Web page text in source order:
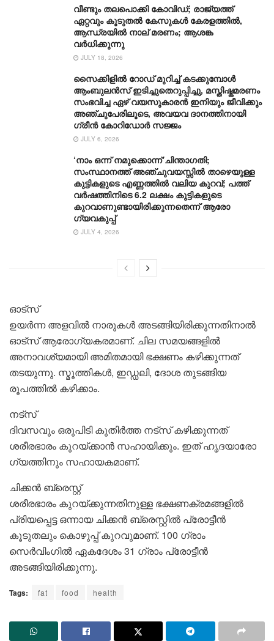
വീണ്ടും തലപൊക്കി കോവിഡ്; രാജ്യത്ത്
ഏറ്റവും കൂടുതൽ കേസുകൾ കേരളത്തിൽ,
ആന്ധ്രയിൽ നാല് മരണം; ആശങ്ക
വർധിക്കുന്നു
JULY 18, 2026
സൈക്കിളിൽ റോഡ് മുറിച്ച് കടക്കുമ്പോൾ
ആംബുലൻസ് ഇടിച്ചുതെറുപ്പിച്ചു, മസ്തിഷ്കമരണം
സംഭവിച്ച ഏഴ് വയസുകാരൻ ഇനിയും ജീവിക്കും
അഞ്ചുപേരിലൂടെ, അവയവ ദാനത്തിനായി
ഗ്രീൻ കോറിഡോർ സജ്ജം
JULY 6, 2026
‘നാം ഒന്ന് നമുക്കൊന്ന്‘ചിന്താ​ഗതി;
സംസ്ഥാനത്ത് അഞ്ചുവയസ്സിൽ താഴെയുള്ള
കുട്ടികളുടെ എണ്ണത്തിൽ വലിയ കുറവ്; പത്ത്
വർഷത്തിനിടെ 6.2 ലക്ഷം കുട്ടികളുടെ
കുറവാണുണ്ടായിരിക്കുന്നതെന്ന് ആരോ​
ഗ്യവകുപ്പ്
JULY 4, 2026
ഓട്സ്
ഉയർന്ന അളവിൽ നാരുകൾ അടങ്ങിയിരിക്കുന്നതിനാൽ
ഓട്സ് ആരോഗ്യകരമാണ്. ചില സമയങ്ങളിൽ
അനാവശ്യമായി അമിതമായി ഭക്ഷണം കഴിക്കുന്നത്
തടയുന്നു. സ്മൂത്തികൾ, ഇഡ്ഡലി, ദോശ തുടങ്ങിയ
രൂപത്തിൽ കഴിക്കാം.
നട്‌സ്
ദിവസവും ഒരുപിടി കുതിർത്ത നട്‌സ് കഴിക്കുന്നത്
ശരീരഭാരം കുറയ്ക്കാൻ സഹായിക്കും. ഇത് ഹൃദയാരോ​
ഗ്യത്തിനും സഹായകമാണ്.
ചിക്കൻ ബ്രെസ്റ്റ്
ശരീരഭാരം കുറയ്ക്കുന്നതിനുള്ള ഭക്ഷണക്രമങ്ങളിൽ
പ്രിയപ്പെട്ട ഒന്നായ ചിക്കൻ ബ്രെസ്റ്റിൽ പ്രോട്ടീൻ
കൂടുതലും കൊഴുപ്പ് കുറവുമാണ്. 100 ഗ്രാം
സെർവിംഗിൽ ഏകദേശം 31 ഗ്രാം പ്രോട്ടീൻ
അടങ്ങിയിരിക്കുന്നു.
Tags: fat food health